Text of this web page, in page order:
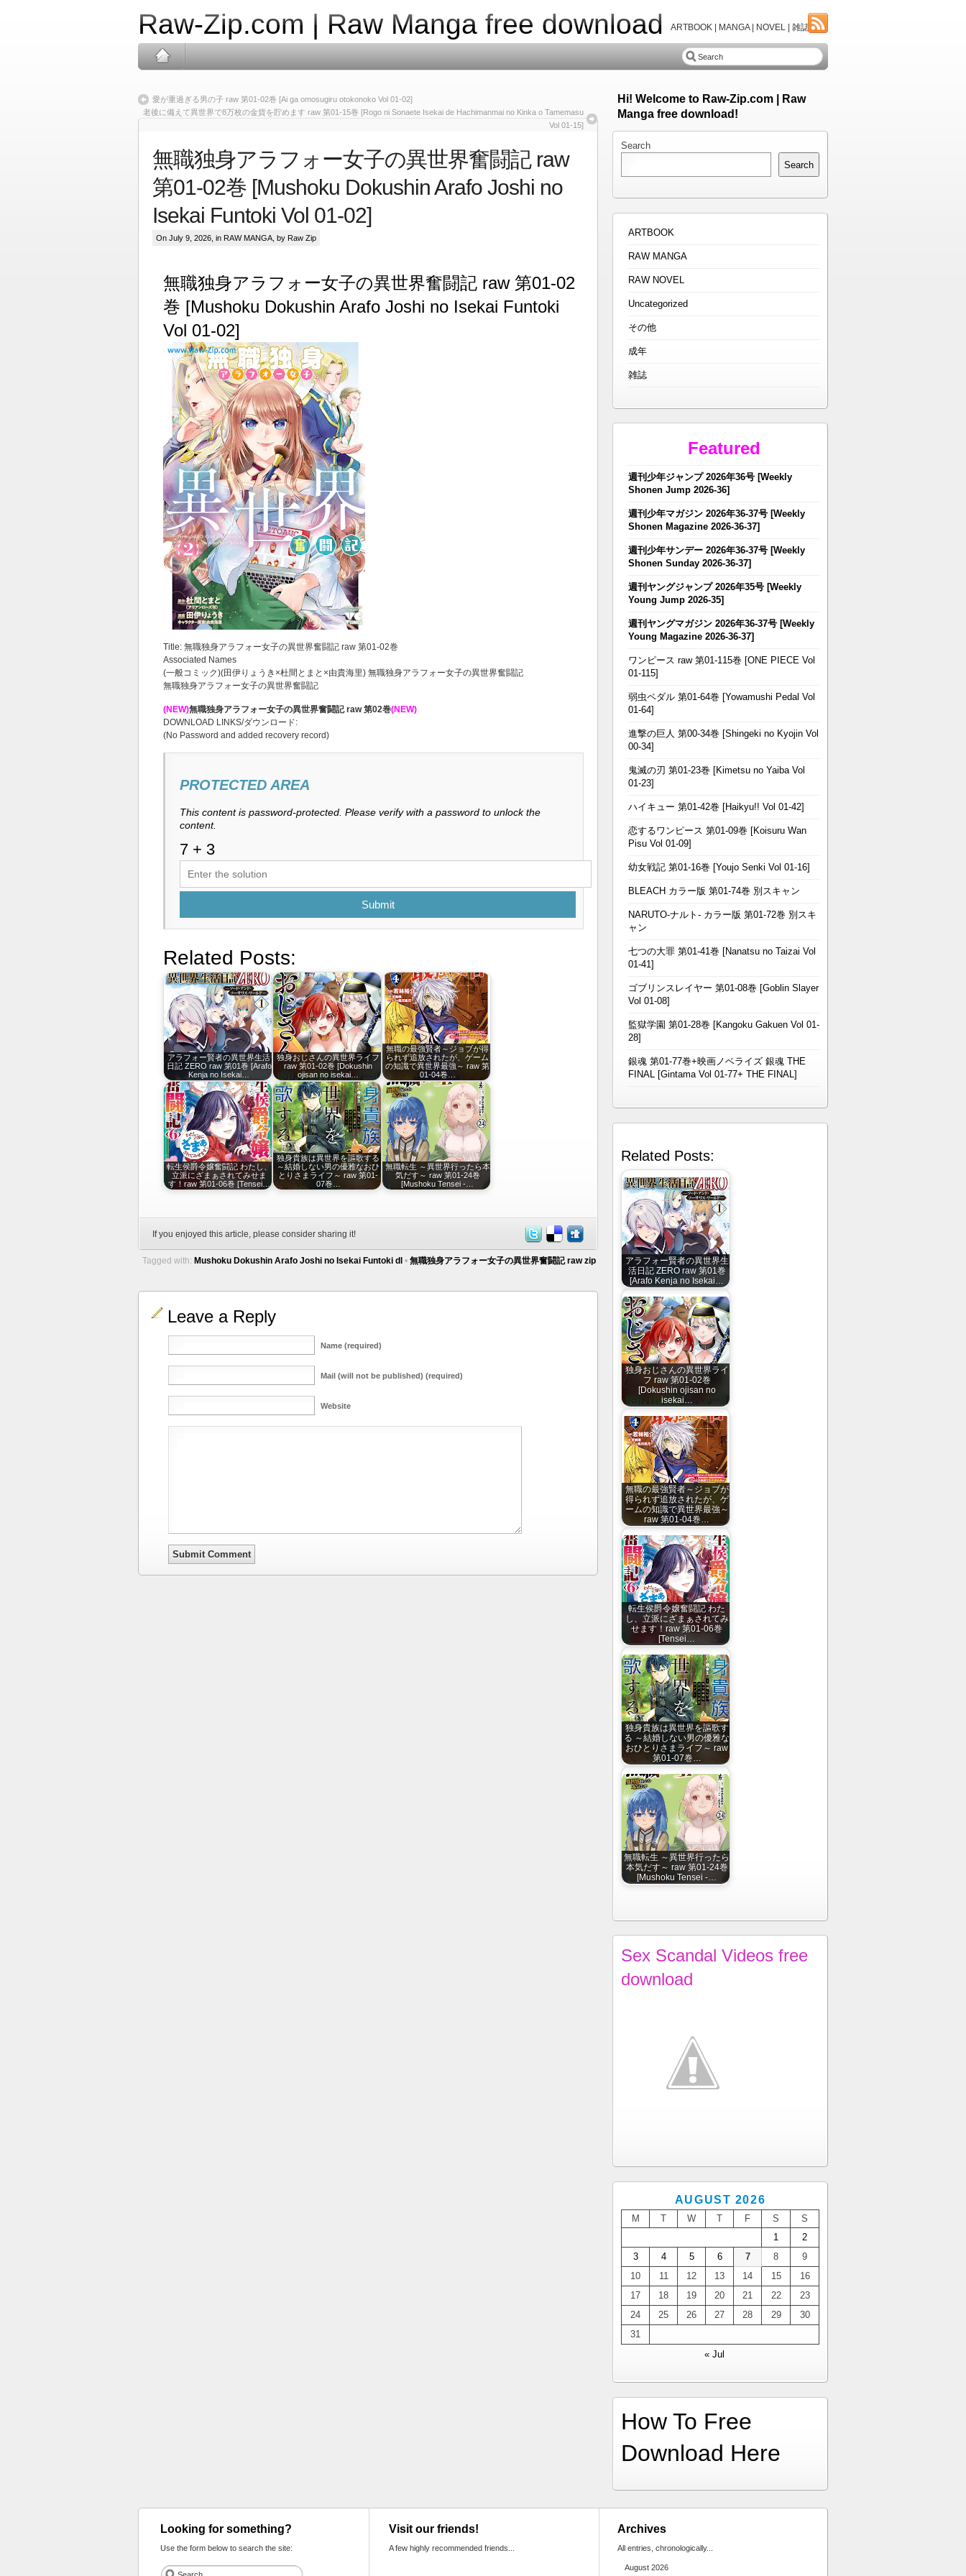
Raw-Zip.com | Raw Manga free download ARTBOOK | MANGA | NOVEL | 雑誌
愛が重過ぎる男の子 raw 第01-02巻 [Ai ga omosugiru otokonoko Vol 01-02]
老後に備えて異世界で8万枚の金貨を貯めます raw 第01-15巻 [Rogo ni Sonaete Isekai de Hachimanmai no Kinka o Tamemasu
Vol 01-15]
無職独身アラフォー女子の異世界奮闘記 raw
第01-02巻 [Mushoku Dokushin Arafo Joshi no
Isekai Funtoki Vol 01-02]
On July 9, 2026, in RAW MANGA , by Raw Zip
無職独身アラフォー女子の異世界奮闘記 raw 第01-02
巻 [Mushoku Dokushin Arafo Joshi no Isekai Funtoki
Vol 01-02]
Title: 無職独身アラフォー女子の異世界奮闘記 raw 第01-02巻
Associated Names
(一般コミック)(田伊りょうき×杜間とまと×由貴海里) 無職独身アラフォー女子の異世界奮闘記
無職独身アラフォー女子の異世界奮闘記
(NEW)無職独身アラフォー女子の異世界奮闘記 raw 第02巻(NEW)
DOWNLOAD LINKS/ダウンロード:
(No Password and added recovery record)
PROTECTED AREA
This content is password-protected. Please verify with a password to unlock the
content.
Submit
Related Posts:
アラフォー賢者の異世界生活
日記 ZERO raw 第01巻 [Arafo
Kenja no Isekai…
独身おじさんの異世界ライフ
raw 第01-02巻 [Dokushin
ojisan no isekai…
無職の最強賢者～ジョブが得
られず追放されたが、ゲーム
の知識で異世界最強～ raw 第
01-04巻…
転生侯爵令嬢奮闘記 わたし、
立派にざまぁされてみせま
す！raw 第01-06巻 [Tensei…
独身貴族は異世界を謳歌する
～結婚しない男の優雅なおひ
とりさまライフ～ raw 第01-
07巻…
無職転生 ～異世界行ったら本
気だす～ raw 第01-24巻
[Mushoku Tensei -…
If you enjoyed this article, please consider sharing it!
Tagged with: Mushoku Dokushin Arafo Joshi no Isekai Funtoki dl • 無職独身アラフォー女子の異世界奮闘記 raw zip
Leave a Reply
Name (required)
Mail (will not be published) (required)
Website
Hi! Welcome to Raw-Zip.com | Raw
Manga free download!
Search
Search
ARTBOOK
RAW MANGA
RAW NOVEL
Uncategorized
その他
成年
雑誌
Featured
週刊少年ジャンプ 2026年36号 [Weekly
Shonen Jump 2026-36]
週刊少年マガジン 2026年36-37号 [Weekly
Shonen Magazine 2026-36-37]
週刊少年サンデー 2026年36-37号 [Weekly
Shonen Sunday 2026-36-37]
週刊ヤングジャンプ 2026年35号 [Weekly
Young Jump 2026-35]
週刊ヤングマガジン 2026年36-37号 [Weekly
Young Magazine 2026-36-37]
ワンピース raw 第01-115巻 [ONE PIECE Vol
01-115]
弱虫ペダル 第01-64巻 [Yowamushi Pedal Vol
01-64]
進撃の巨人 第00-34巻 [Shingeki no Kyojin Vol
00-34]
鬼滅の刃 第01-23巻 [Kimetsu no Yaiba Vol
01-23]
ハイキュー 第01-42巻 [Haikyu!! Vol 01-42]
恋するワンピース 第01-09巻 [Koisuru Wan
Pisu Vol 01-09]
幼女戦記 第01-16巻 [Youjo Senki Vol 01-16]
BLEACH カラー版 第01-74巻 別スキャン
NARUTO-ナルト- カラー版 第01-72巻 別スキ
ャン
七つの大罪 第01-41巻 [Nanatsu no Taizai Vol
01-41]
ゴブリンスレイヤー 第01-08巻 [Goblin Slayer
Vol 01-08]
監獄学園 第01-28巻 [Kangoku Gakuen Vol 01-
28]
銀魂 第01-77巻+映画ノベライズ 銀魂 THE
FINAL [Gintama Vol 01-77+ THE FINAL]
Related Posts:
アラフォー賢者の異世界生
活日記 ZERO raw 第01巻
[Arafo Kenja no Isekai…
独身おじさんの異世界ライ
フ raw 第01-02巻
[Dokushin ojisan no
isekai…
無職の最強賢者～ジョブが
得られず追放されたが、ゲ
ームの知識で異世界最強～
raw 第01-04巻…
転生侯爵令嬢奮闘記 わた
し、立派にざまぁされてみ
せます！raw 第01-06巻
[Tensei…
独身貴族は異世界を謳歌す
る ～結婚しない男の優雅な
おひとりさまライフ～ raw
第01-07巻…
無職転生 ～異世界行ったら
本気だす～ raw 第01-24巻
[Mushoku Tensei -…
Sex Scandal Videos free
download
AUGUST 2026
M T W T F S
S
1
2
3
4 5 6 7 8
9
10
11 12 13 14 15
16
17
18 19 20 21 22
23
24
25 26 27 28 29
30
31
« Jul
How To Free
Download Here
Looking for something?
Use the form below to search the site:
Visit our friends!
A few highly recommended friends...
Archives
All entries, chronologically...
August 2026